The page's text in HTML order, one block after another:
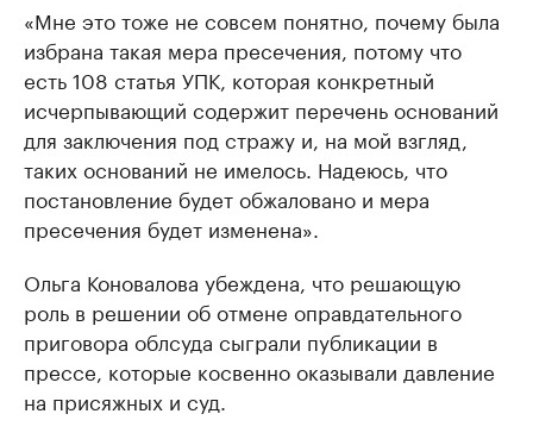
«Мне это тоже не совсем понятно, почему была
избрана такая мера пресечения, потому что
есть 108 статья УПК, которая конкретный
исчерпывающий содержит перечень оснований
для заключения под стражу и, на мой взгляд,
таких оснований не имелось. Надеюсь, что
постановление будет обжаловано и мера
пресечения будет изменена».
Ольга Коновалова убеждена, что решающую
роль в решении об отмене оправдательного
приговора облсуда сыграли публикации в
прессе, которые косвенно оказывали давление
на присяжных и суд.